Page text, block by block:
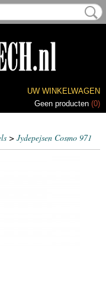
UW WINKELWAGEN
Geen producten (0)
> Jydepejsen Cosmo 971